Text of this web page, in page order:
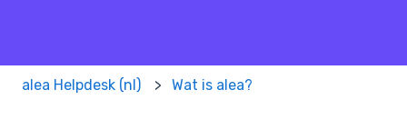
alea Helpdesk (nl) Wat is alea?